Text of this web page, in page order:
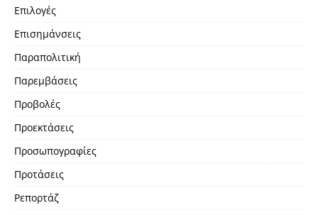
Επιλογές
Επισημάνσεις
Παραπολιτική
Παρεμβάσεις
Προβολές
Προεκτάσεις
Προσωπογραφίες
Προτάσεις
Ρεπορτάζ